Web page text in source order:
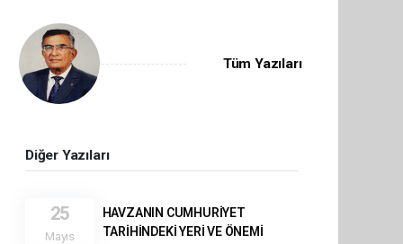
Tüm Yazıları
Diğer Yazıları
25
Mayıs
HAVZANIN CUMHURİYET
TARİHİNDEKİ YERİ VE ÖNEMİ